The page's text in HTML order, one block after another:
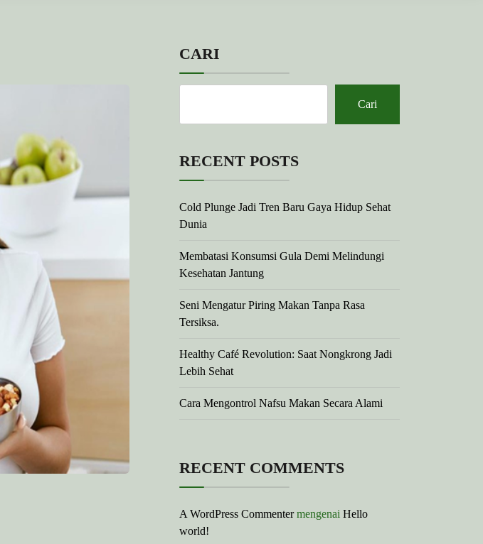
CARI
Cari
RECENT POSTS
Cold Plunge Jadi Tren Baru Gaya Hidup Sehat
Dunia
Membatasi Konsumsi Gula Demi Melindungi
Kesehatan Jantung
Seni Mengatur Piring Makan Tanpa Rasa
Tersiksa.
Healthy Café Revolution: Saat Nongkrong Jadi
Lebih Sehat
Cara Mengontrol Nafsu Makan Secara Alami
RECENT COMMENTS
A WordPress Commentermengenai Hello
world!